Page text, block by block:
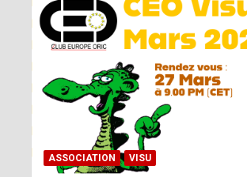
ASSOCIATION VISU